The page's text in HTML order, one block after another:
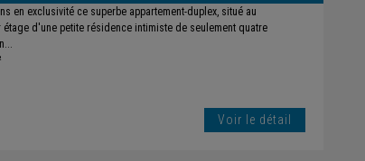
en exclusivité ce superbe appartement-duplex, situé au
étage d'une petite résidence intimiste de seulement quatre
Voir le détail